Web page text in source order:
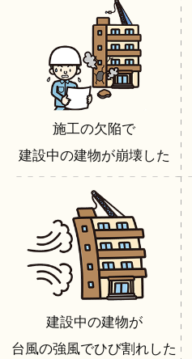
施工の欠陥で
建設中の建物が崩壊した
建設中の建物が
台風の強風でひび割れした